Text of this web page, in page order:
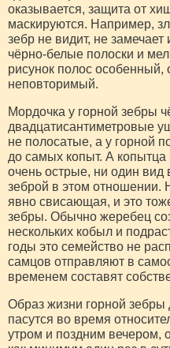
оказывается, защита от
маскируются. Например,
зебр не видит, не
чёрно-белые полоски и
рисунок полос особенный,
неповторимый.
Мордочка у горной зебры
двадцатисантиметровые
не полосатые, а у горной
до самых копыт. А копытца
очень острые, ни один вид
зеброй в этом отношении.
явно свисающая, и это
зебры. Обычно жеребец
нескольких кобыл и
годы это семейство не
самцов отправляют в
временем составят
Образ жизни горной зебры
пасутся во время
утром и поздним вечером,